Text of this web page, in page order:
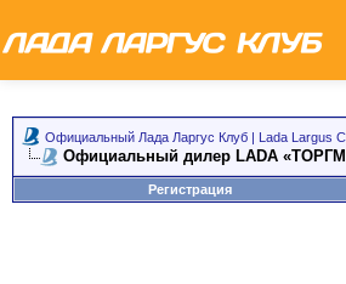
Официальный Лада Ларгус Клуб | Lada Largus
Официальный дилер LADA
Регистрация